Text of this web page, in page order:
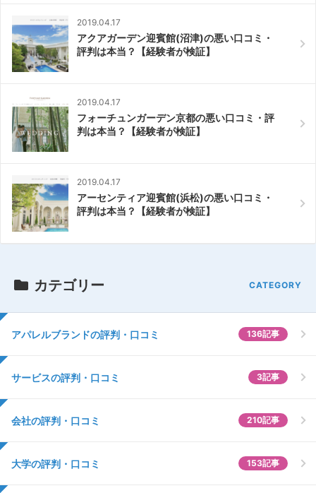
2019.04.17
アクアガーデン迎賓館(沼津)の悪い口コミ・
評判は本当？【経験者が検証】
2019.04.17
フォーチュンガーデン京都の悪い口コミ・評
判は本当？【経験者が検証】
2019.04.17
アーセンティア迎賓館(浜松)の悪い口コミ・
評判は本当？【経験者が検証】
カテゴリー
アパレルブランドの評判・口コミ 136記事
サービスの評判・口コミ 3記事
会社の評判・口コミ 210記事
大学の評判・口コミ 153記事